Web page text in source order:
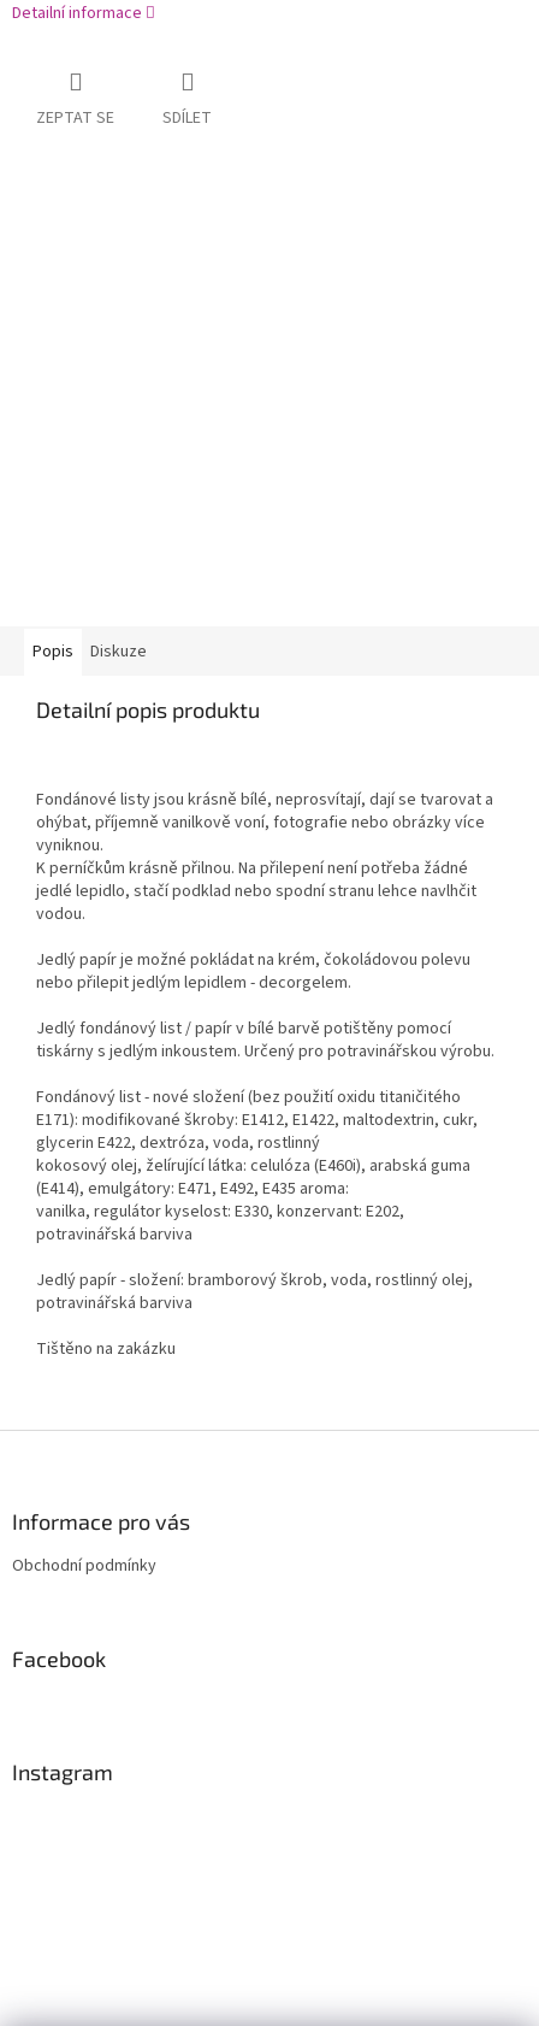
Detailní informace
ZEPTAT SE SDÍLET
Popis Diskuze
Detailní popis produktu
Fondánové listy jsou krásně bílé, neprosvítají, dají se tvarovat a
ohýbat, příjemně vanilkově voní, fotografie nebo obrázky více
vyniknou.
K perníčkům krásně přilnou. Na přilepení není potřeba žádné
jedlé lepidlo, stačí podklad nebo spodní stranu lehce navlhčit
vodou.
Jedlý papír je možné pokládat na krém, čokoládovou polevu
nebo přilepit jedlým lepidlem - decorgelem.
Jedlý fondánový list / papír v bílé barvě potištěny pomocí
tiskárny s jedlým inkoustem. Určený pro potravinářskou výrobu.
Fondánový list - nové složení (bez použití oxidu titaničitého
E171): modifikované škroby: E1412, E1422, maltodextrin, cukr,
glycerin E422, dextróza, voda, rostlinný
kokosový olej, želírující látka: celulóza (E460i), arabská guma
(E414), emulgátory: E471, E492, E435 aroma:
vanilka, regulátor kyselost: E330, konzervant: E202,
potravinářská barviva
Jedlý papír - složení: bramborový škrob, voda, rostlinný olej,
potravinářská barviva
Tištěno na zakázku
Informace pro vás
Obchodní podmínky
Facebook
Instagram